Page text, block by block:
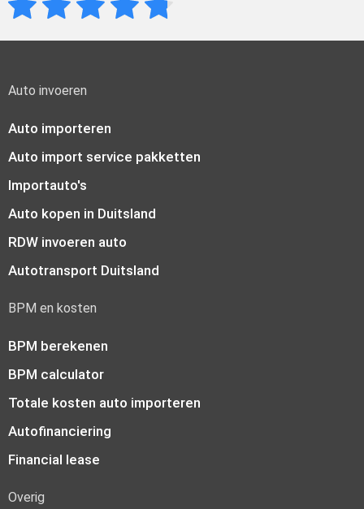
Auto invoeren
Auto importeren
Auto import service pakketten
Importauto's
Auto kopen in Duitsland
RDW invoeren auto
Autotransport Duitsland
BPM en kosten
BPM berekenen
BPM calculator
Totale kosten auto importeren
Autofinanciering
Financial lease
Overig